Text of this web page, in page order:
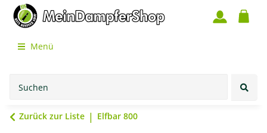
Menü
Zurück zur Liste Elfbar 800